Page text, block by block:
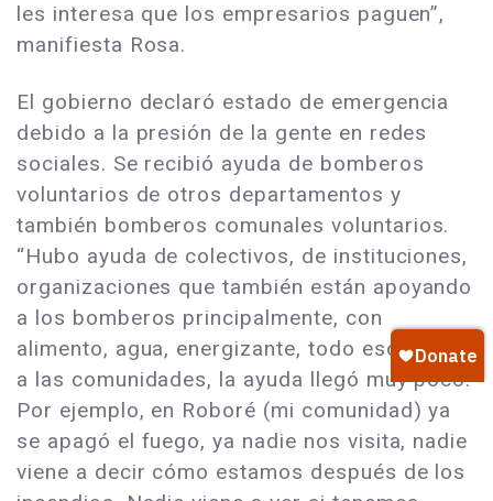
les interesa que los empresarios paguen”,
manifiesta Rosa.
El gobierno declaró estado de emergencia
debido a la presión de la gente en redes
sociales. Se recibió ayuda de bomberos
voluntarios de otros departamentos y
también bomberos comunales voluntarios.
“Hubo ayuda de colectivos, de instituciones,
organizaciones que también están apoyando
a los bomberos principalmente, con
alimento, agua, energizante, todo eso. Pero
a las comunidades, la ayuda llegó muy poco.
Por ejemplo, en Roboré (mi comunidad) ya
se apagó el fuego, ya nadie nos visita, nadie
viene a decir cómo estamos después de los